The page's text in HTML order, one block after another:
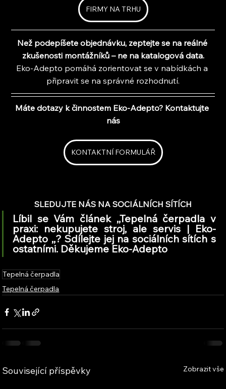
FIRMY NA TRHU
Než podepíšete objednávku, zeptejte se na reálné
zkušenosti montážníků – ne na katalogová data.
Eko-Adepto pomáhá zorientovat se v nabídkách a
připravit se na správné rozhodnutí.
Máte dotazy k činnostem Eko-Adepto? Kontaktujte
nás
KONTAKTNÍ FORMULÁŘ
SLEDUJTE NÁS NA SOCIÁLNÍCH SÍTÍCH
Líbil se Vám článek ,,Tepelná čerpadla v
praxi: nekupujete stroj, ale servis | Eko-
Adepto ,,? Sdílejte jej na sociálních sítích s
ostatními. Děkujeme Eko-Adepto
Tepelná čerpadla
Tepelná čerpadla
Související příspěvky Zobrazit vše